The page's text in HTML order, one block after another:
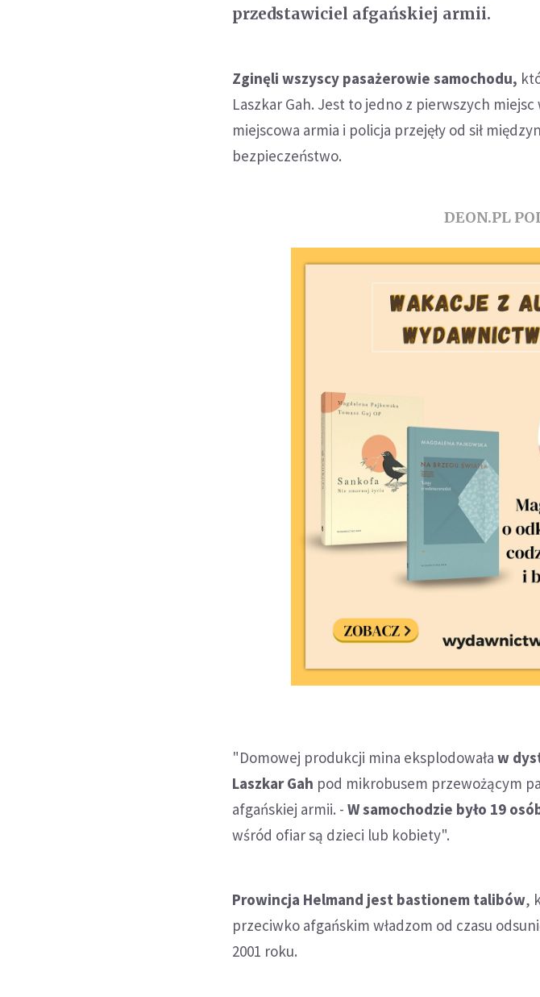
przedstawiciel afgańskiej armii.
Zginęli wszyscy pasażerowie samochodu,
Laszkar Gah. Jest to jedno z pierwszych
miejscowa armia i policja przejęły od sił
bezpieczeństwo.
DEON.PL
"Domowej produkcji mina eksplodowaław
Laszkar Gah pod mikrobusem przewożącym
afgańskiej armii. -W samochodzie było 19
wśród ofiar są dzieci lub kobiety".
Prowincja Helmand jest bastionem talibów,
przeciwko afgańskim władzom od czasu
2001 roku.